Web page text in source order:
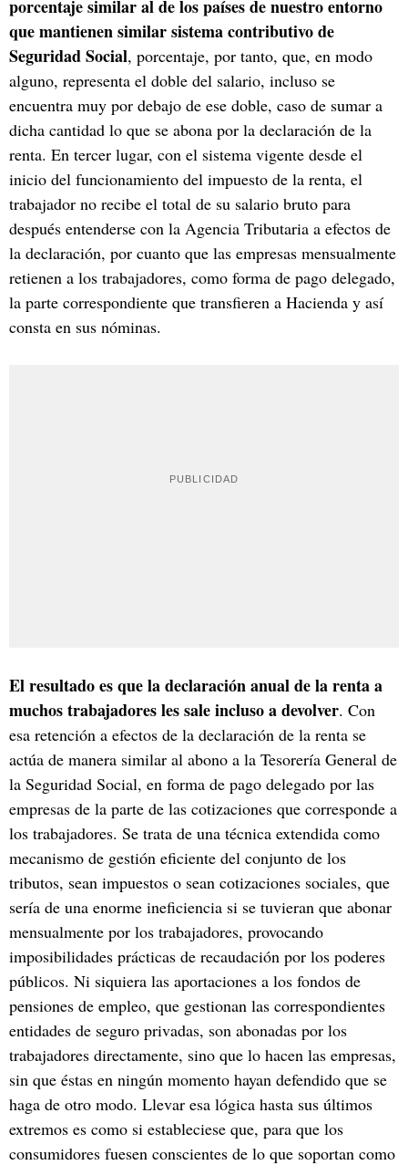
porcentaje similar al de los países de nuestro entorno
que mantienen similar sistema contributivo de
Seguridad Social, porcentaje, por tanto, que, en modo
alguno, representa el doble del salario, incluso se
encuentra muy por debajo de ese doble, caso de sumar a
dicha cantidad lo que se abona por la declaración de la
renta. En tercer lugar, con el sistema vigente desde el
inicio del funcionamiento del impuesto de la renta, el
trabajador no recibe el total de su salario bruto para
después entenderse con la Agencia Tributaria a efectos de
la declaración, por cuanto que las empresas mensualmente
retienen a los trabajadores, como forma de pago delegado,
la parte correspondiente que transfieren a Hacienda y así
consta en sus nóminas.
El resultado es que la declaración anual de la renta a
muchos trabajadores les sale incluso a devolver. Con
esa retención a efectos de la declaración de la renta se
actúa de manera similar al abono a la Tesorería General de
la Seguridad Social, en forma de pago delegado por las
empresas de la parte de las cotizaciones que corresponde a
los trabajadores. Se trata de una técnica extendida como
mecanismo de gestión eficiente del conjunto de los
tributos, sean impuestos o sean cotizaciones sociales, que
sería de una enorme ineficiencia si se tuvieran que abonar
mensualmente por los trabajadores, provocando
imposibilidades prácticas de recaudación por los poderes
públicos. Ni siquiera las aportaciones a los fondos de
pensiones de empleo, que gestionan las correspondientes
entidades de seguro privadas, son abonadas por los
trabajadores directamente, sino que lo hacen las empresas,
sin que éstas en ningún momento hayan defendido que se
haga de otro modo. Llevar esa lógica hasta sus últimos
extremos es como si estableciese que, para que los
consumidores fuesen conscientes de lo que soportan como